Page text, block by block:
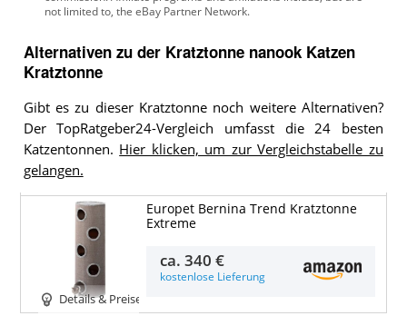
Alternativen zu der Kratztonne nanook Katzen
Kratztonne
Gibt es zu dieser Kratztonne noch weitere Alternativen?
Der TopRatgeber24-Vergleich umfasst die 24 besten
Katzentonnen. Hier klicken, um zur Vergleichstabelle zu
gelangen.
Details & Preise
Europet Bernina Trend Kratztonne
Extreme
ca.340 €
kostenlose Lieferung